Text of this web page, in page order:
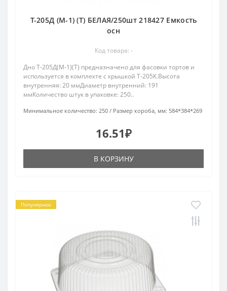
Т-205Д (М-1) (Т) БЕЛАЯ/250шт 218427 Емкость
осн
Код товара: -
Дно Т-205Д(М-1)(Т) предназначено для фасовки тортов и
используется в комплекте с крышкой Т-205К.Высота
внутренняя: 20 ммДиаметр внутренний: 191
ммКоличество штук в упаковке: 250..
Минимальное количество: 250 Размер короба, мм: 584*384*269
16.51₽
В КОРЗИНУ
Популярное